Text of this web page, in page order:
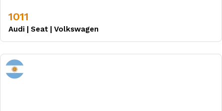
1011
Audi | Seat | Volkswagen